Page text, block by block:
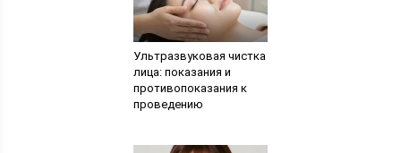
Ультразвуковая чистка
лица: показания и
противопоказания к
проведению